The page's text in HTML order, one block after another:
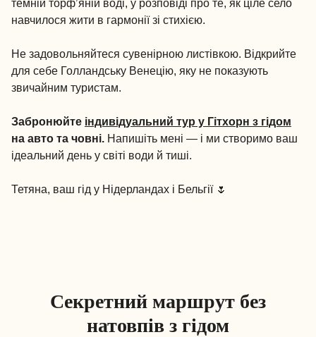
темній торф’яній воді, у розповіді про те, як ціле село
навчилося жити в гармонії зі стихією.
Не задовольняйтеся сувенірною листівкою. Відкрийте
для себе Голландську Венецію, яку не показують
звичайним туристам.
Забронюйте індивідуальний тур у Гітхорн з гідом
на авто та човні. Напишіть мені — і ми створимо ваш
ідеальний день у світі води й тиші.
Тетяна, ваш гід у Нідерландах і Бельгії 🌷
Секретний маршрут без
натовпів з гідом